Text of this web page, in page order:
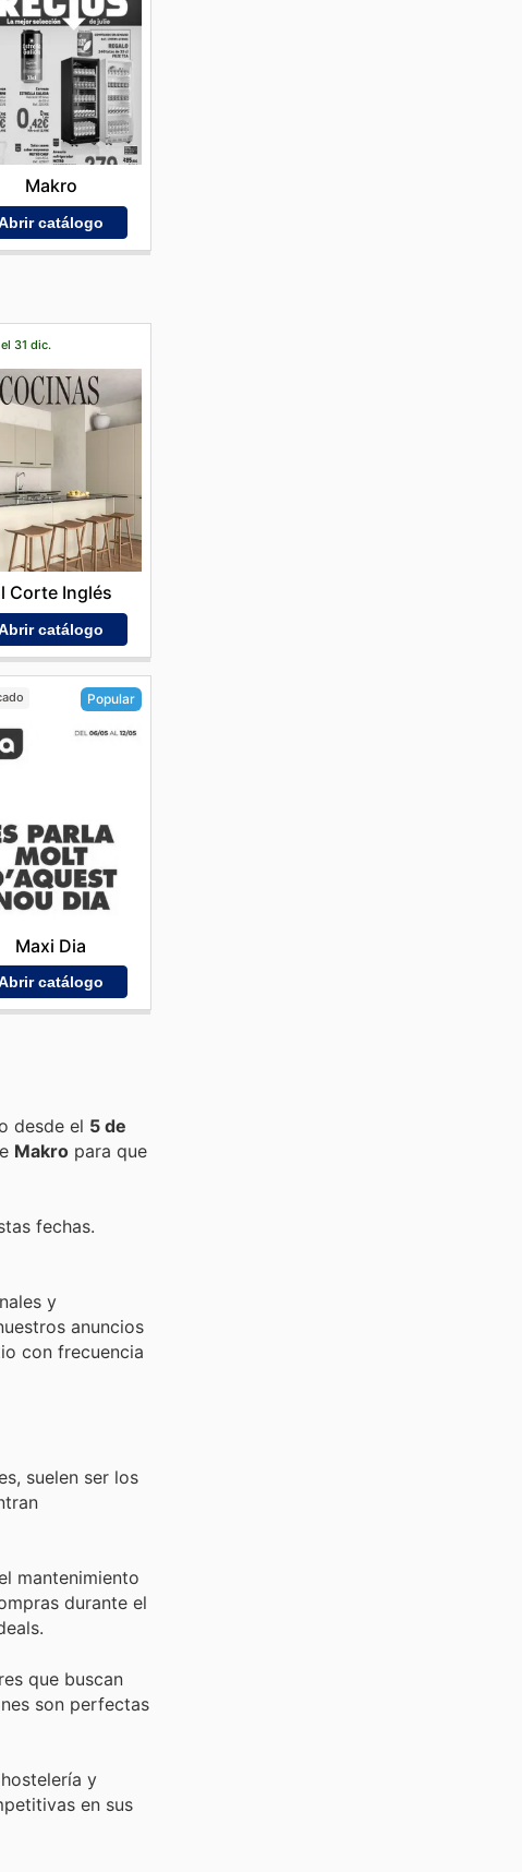
Makro
catálogo
31 dic.
Corte Inglés
catálogo
Popular
Maxi Dia
catálogo
desde el 5 de
Makro para que
fechas.
y
anuncios
con frecuencia
suelen ser los
mantenimiento
durante el
que buscan
son perfectas
y
en sus